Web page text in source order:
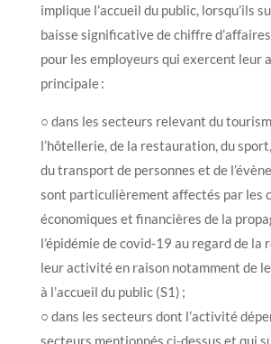
implique l’accueil du public, lorsqu’ils
baisse significative de chiffre d’affaires
pour les employeurs qui exercent leur
principale :
○ dans les secteurs relevant du
l’hôtellerie, de la restauration, du
du transport de personnes et de
sont particulièrement affectés par les
économiques et financières de la
l’épidémie de covid-19 au regard de la
leur activité en raison notamment de
à l’accueil du public (S1) ;
○ dans les secteurs dont l’activité
secteurs mentionnés ci-dessus et qui